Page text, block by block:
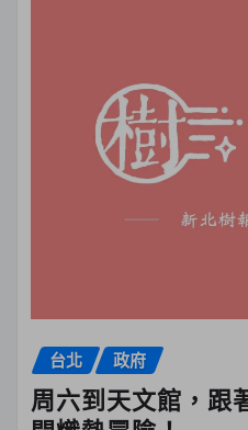
台北 政府
周六到天文館，跟